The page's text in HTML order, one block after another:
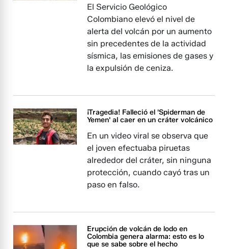
El Servicio Geológico
Colombiano elevó el nivel de
alerta del volcán por un aumento
sin precedentes de la actividad
sísmica, las emisiones de gases y
la expulsión de ceniza.
¡Tragedia! Falleció el 'Spiderman de
Yemen' al caer en un cráter volcánico
En un video viral se observa que
el joven efectuaba piruetas
alrededor del cráter, sin ninguna
protección, cuando cayó tras un
paso en falso.
Erupción de volcán de lodo en
Colombia genera alarma: esto es lo
que se sabe sobre el hecho